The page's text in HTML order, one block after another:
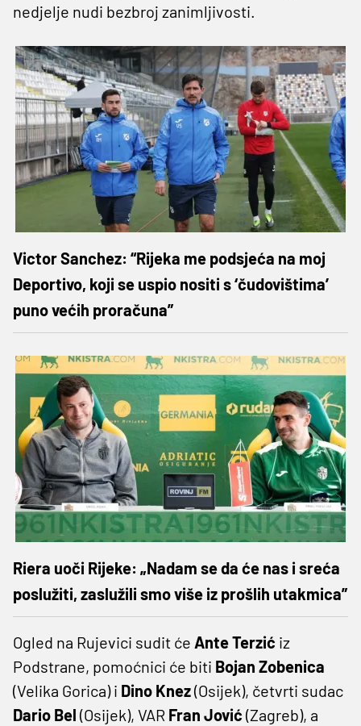
nedjelje nudi bezbroj zanimljivosti.
Victor Sanchez: “Rijeka me podsjeća na moj
Deportivo, koji se uspio nositi s ‘čudovištima’
puno većih proračuna”
Riera uoči Rijeke: „Nadam se da će nas i sreća
poslužiti, zaslužili smo više iz prošlih utakmica”
Ogled na Rujevici sudit će Ante Terzić iz
Podstrane, pomoćnici će biti Bojan Zobenica
(Velika Gorica) i Dino Knez(Osijek), četvrti sudac
Dario Bel (Osijek), VAR Fran Jović (Zagreb), a